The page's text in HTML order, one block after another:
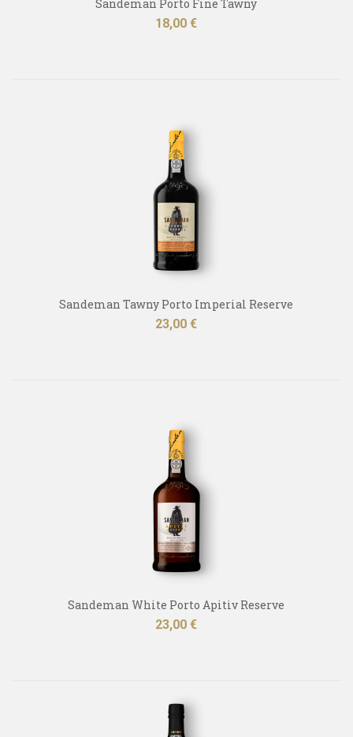
Sandeman Porto Fine Tawny
Kaina
18,00 €
Sandeman Tawny Porto Imperial Reserve
Kaina
23,00 €
Sandeman White Porto Apitiv Reserve
Kaina
23,00 €